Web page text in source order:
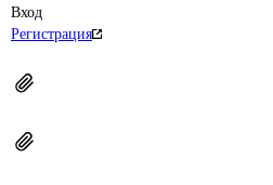
Вход
Регистрация